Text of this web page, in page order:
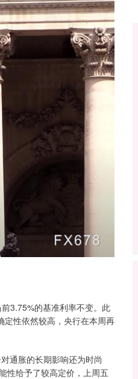
3.75%的基准利率不变。此
定性依然较高，央行在本周再
通胀的长期影响还为时尚
性给予了较高定价，上周五